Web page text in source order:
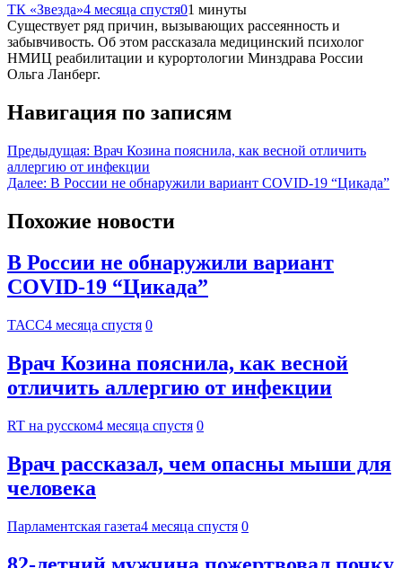
ТК «Звезда»4 месяца спустя01 минуты
Существует ряд причин, вызывающих рассеянность и
забывчивость. Об этом рассказала медицинский психолог
НМИЦ реабилитации и курортологии Минздрава России
Ольга Ланберг.
Навигация по записям
Предыдущая: Врач Козина пояснила, как весной отличить
аллергию от инфекции
Далее: В России не обнаружили вариант COVID-19 “Цикада”
Похожие новости
В России не обнаружили вариант
COVID-19 “Цикада”
ТАСС4 месяца спустя 0
Врач Козина пояснила, как весной
отличить аллергию от инфекции
RT на русском4 месяца спустя 0
Врач рассказал, чем опасны мыши для
человека
Парламентская газета4 месяца спустя 0